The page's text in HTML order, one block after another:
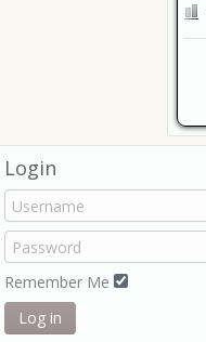
Login
Remember Me
Log in